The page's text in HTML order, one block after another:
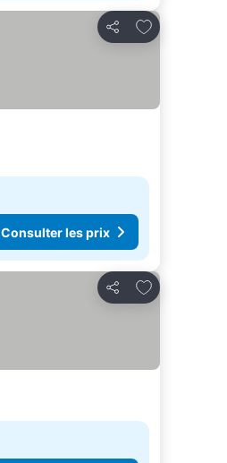
Partager
Ajouter à
Consulter les prix
Partager
Ajouter à